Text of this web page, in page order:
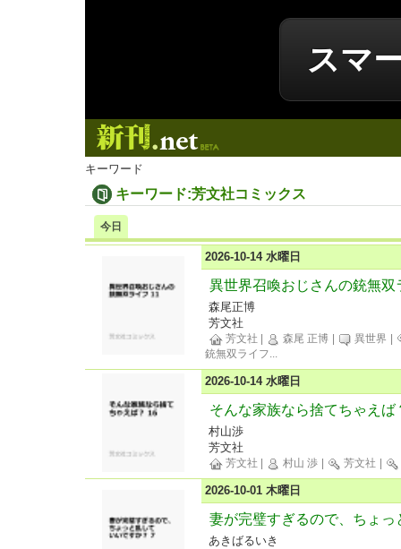
スマ
キーワード
キーワード:芳文社コミックス
今日
2026-10-14 水曜日
異世界召喚おじさんの銃無双
森尾正博
芳文社
芳文社 森尾 正博 異世界
銃無双ライフ...
2026-10-14 水曜日
そんな家族なら捨てちゃえば
村山渉
芳文社
芳文社 村山 渉 芳文社
2026-10-01 木曜日
妻が完璧すぎるので、ちょ
あきばるいき